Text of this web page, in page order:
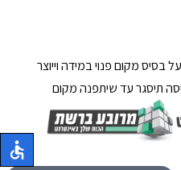
בסיס מקום פנוי במידה וייוצר
תיסגר עד שיתפנה מקום